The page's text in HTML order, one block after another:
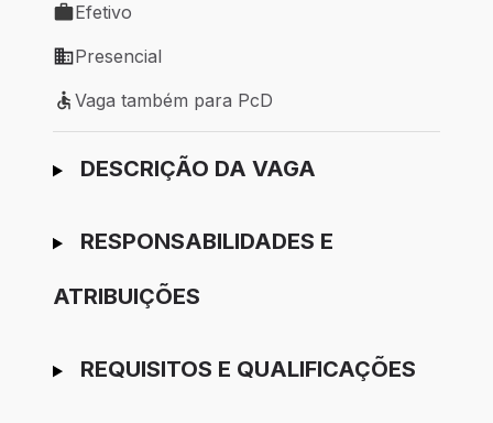
Tipo de vaga: Efetivo
Efetivo
Modelo de trabalho: Presencial
Presencial
Vaga também para PcD
Vaga também para PcD
Ir para candidatura
DESCRIÇÃO DA VAGA
RESPONSABILIDADES E
ATRIBUIÇÕES
REQUISITOS E QUALIFICAÇÕES